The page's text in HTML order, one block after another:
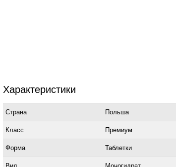
Характеристики
Страна Польша
Класс Премиум
Форма Таблетки